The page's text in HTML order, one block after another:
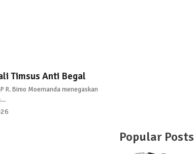
Timsus Anti Begal
R. Bimo Moernanda menegaskan
Popular Posts